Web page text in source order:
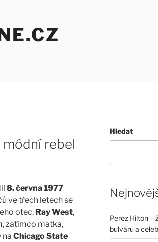
módní rebel
8. června 1977
ve třech letech se
otec, Ray West,
zatímco matka,
na Chicago State
Hledat
Perez Hilton –
bulváru a